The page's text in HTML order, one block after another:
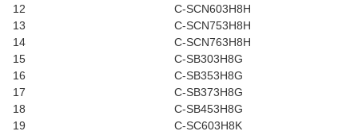
12
C-SCN603H8H
13
C-SCN753H8H
14
C-SCN763H8H
15
C-SB303H8G
16
C-SB353H8G
17
C-SB373H8G
18
C-SB453H8G
19
C-SC603H8K